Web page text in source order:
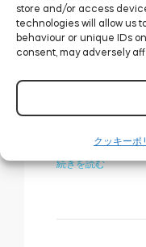
store and/or access
technologies will allow us
behaviour or unique IDs
consent, may adversely
クッキーポ
関連す
スマート
アセンサ
続きを読む